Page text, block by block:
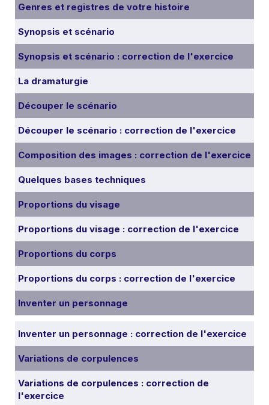
Genres et registres de votre histoire
Synopsis et scénario
Synopsis et scénario : correction de l'exercice
La dramaturgie
Découper le scénario
Découper le scénario : correction de l'exercice
Composition des images : correction de l'exercice
Quelques bases techniques
Proportions du visage
Proportions du visage : correction de l'exercice
Proportions du corps
Proportions du corps : correction de l'exercice
Inventer un personnage
Inventer un personnage : correction de l'exercice
Variations de corpulences
Variations de corpulences : correction de
l'exercice